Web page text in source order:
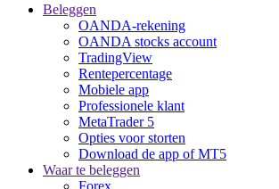
Beleggen
OANDA-rekening
OANDA stocks account
TradingView
Rentepercentage
Mobiele app
Professionele klant
MetaTrader 5
Opties voor storten
Download de app of MT5
Waar te beleggen
Forex